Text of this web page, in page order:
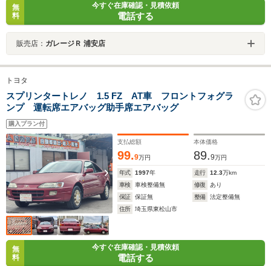
無
料
今すぐ在庫確認・見積依頼
電話する
販売店： ガレージＲ 浦安店
トヨタ
スプリンタートレノ 1.5 FZ AT車 フロントフォグラ
ンプ 運転席エアバッグ助手席エアバッグ
購入プラン付
支払総額
99.9万円
本体価格
89.9万円
年式 1997年 走行 12.3万km
車検
車検整備無 修復
あり
保証
保証無 整備
法定整備無
住所
埼玉県東松山市
無
料
今すぐ在庫確認・見積依頼
電話する